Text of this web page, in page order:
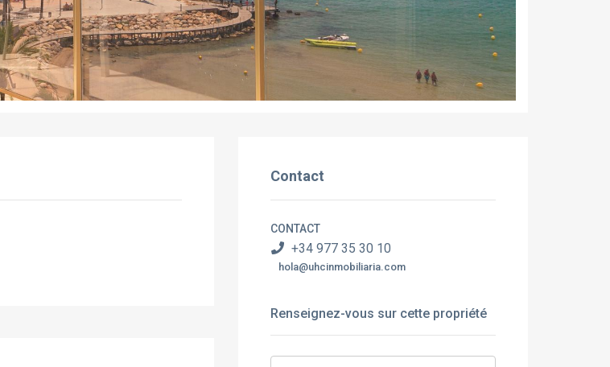
Contact
CONTACT
+34 977 35 30 10
hola@uhcinmobiliaria.com
Renseignez-vous sur cette propriété